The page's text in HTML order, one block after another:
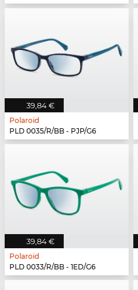
39,84 €
Polaroid
PLD 0035/R/BB - PJP/G6
39,84 €
Polaroid
PLD 0033/R/BB - 1ED/G6